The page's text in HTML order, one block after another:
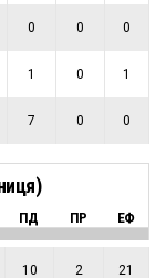
0 0 0
1 0 1
7 0 0
ПД ПР ЕФ
10 2 21